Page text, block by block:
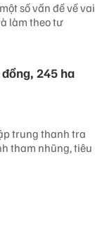
số vấn đề về vai
làm theo tư
245 ha
trung thanh tra
tham nhũng, tiêu